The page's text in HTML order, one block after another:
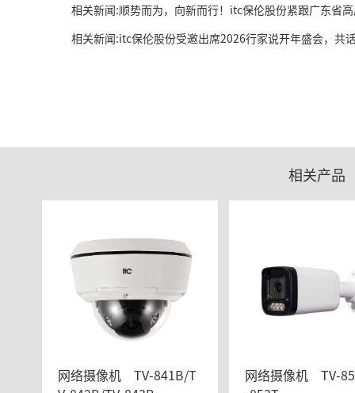
相关新闻:顺势而为，向新而行！itc保伦股份紧跟广东省
相关新闻:itc保伦股份受邀出席2026行家说开年盛会，共
相关产品
网络摄像机	TV-841B/T
网络摄像机	TV-851T/TV